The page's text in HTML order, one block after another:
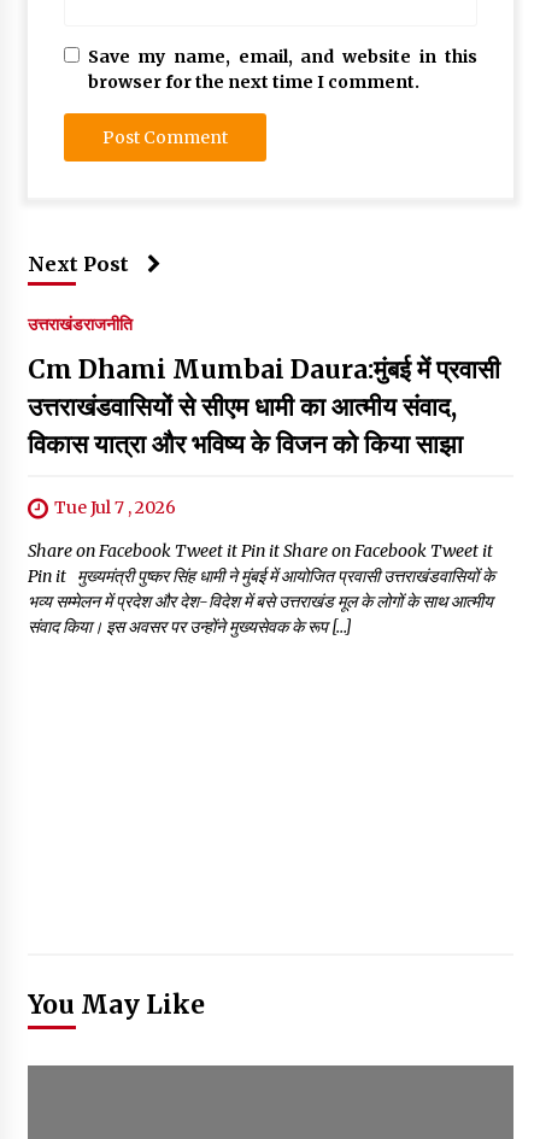
Save my name, email, and website in this
browser for the next time I comment.
Next Post
उत्तराखंडराजनीति
Cm Dhami Mumbai Daura:मुंबई में प्रवासी
उत्तराखंडवासियों से सीएम धामी का आत्मीय संवाद,
विकास यात्रा और भविष्य के विजन को किया साझा
Tue Jul 7 , 2026
Share on Facebook Tweet it Pin it Share on Facebook Tweet it
Pin it मुख्यमंत्री पुष्कर सिंह धामी ने मुंबई में आयोजित प्रवासी उत्तराखंडवासियों के
भव्य सम्मेलन में प्रदेश और देश-विदेश में बसे उत्तराखंड मूल के लोगों के साथ आत्मीय
संवाद किया। इस अवसर पर उन्होंने मुख्यसेवक के रूप […]
You May Like